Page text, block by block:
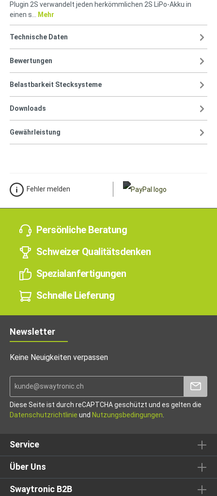
Plugin 2S verwandelt jeden herkömmlichen 2S LiPo-Akku in
einen s…
Mehr
Technische Daten
Bewertungen
Belastbarkeit Stecksysteme
Downloads
Gewährleistung
Fehler melden
Persönliche Beratung
Schweizer Qualitätsdenken
Spezialanfertigungen
Schnelle Lieferung
Newsletter
Keine Neuigkeiten verpassen
Diese Seite ist durch reCAPTCHA geschützt und es gelten die
Datenschutzrichtlinie und Nutzungsbedingungen
Service
Über Uns
Swaytronic B2B